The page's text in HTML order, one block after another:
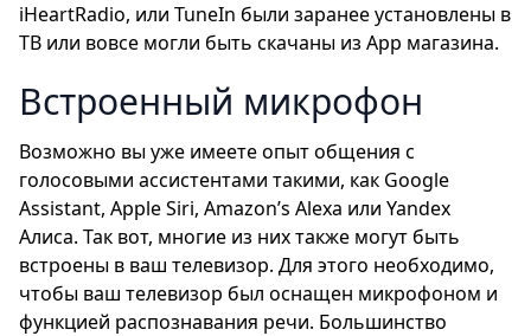
iHeartRadio, или TuneIn были заранее установлены в
ТВ или вовсе могли быть скачаны из App магазина.
Встроенный микрофон
Возможно вы уже имеете опыт общения с
голосовыми ассистентами такими, как Google
Assistant, Apple Siri, Amazon’s Alexa или Yandex
Алиса. Так вот, многие из них также могут быть
встроены в ваш телевизор. Для этого необходимо,
чтобы ваш телевизор был оснащен микрофоном и
функцией распознавания речи. Большинство